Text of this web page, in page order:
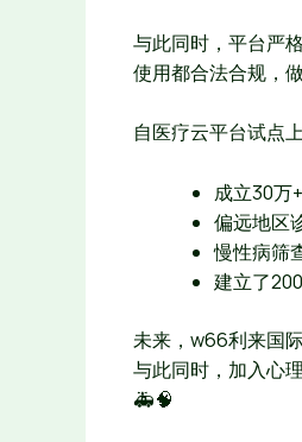
与此同时，平台严
使用都合法合规，
自医疗云平台试点
成立30万
偏远地区
慢性病筛
建立了
未来，w66利来国
与此同时，加入心
🚑🧠